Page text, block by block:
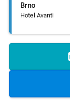
Brno
Hotel Avanti